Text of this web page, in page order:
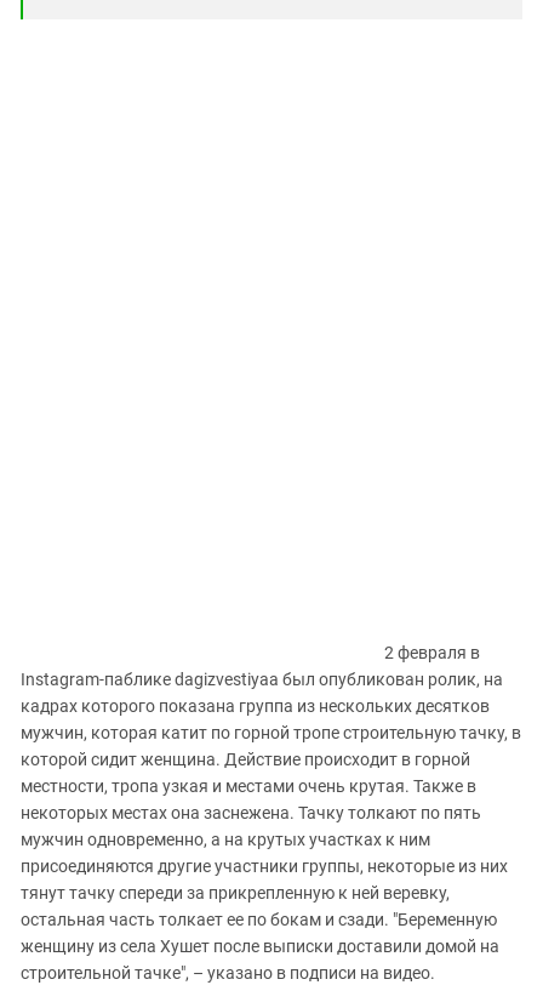
2 февраля в
Instagram-паблике dagizvestiyaa был опубликован ролик, на
кадрах которого показана группа из нескольких десятков
мужчин, которая катит по горной тропе строительную тачку, в
которой сидит женщина. Действие происходит в горной
местности, тропа узкая и местами очень крутая. Также в
некоторых местах она заснежена. Тачку толкают по пять
мужчин одновременно, а на крутых участках к ним
присоединяются другие участники группы, некоторые из них
тянут тачку спереди за прикрепленную к ней веревку,
остальная часть толкает ее по бокам и сзади. "Беременную
женщину из села Хушет после выписки доставили домой на
строительной тачке", – указано в подписи на видео.